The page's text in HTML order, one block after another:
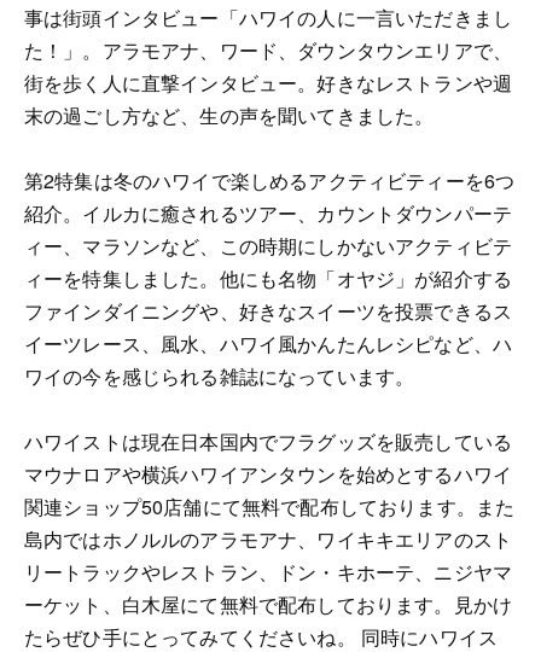
事は街頭インタビュー「ハワイの人に一言いただきまし
た！」。アラモアナ、ワード、ダウンタウンエリアで、
街を歩く人に直撃インタビュー。好きなレストランや週
末の過ごし方など、生の声を聞いてきました。
第2特集は冬のハワイで楽しめるアクティビティーを6つ
紹介。イルカに癒されるツアー、カウントダウンパーテ
ィー、マラソンなど、この時期にしかないアクティビテ
ィーを特集しました。他にも名物「オヤジ」が紹介する
ファインダイニングや、好きなスイーツを投票できるス
イーツレース、風水、ハワイ風かんたんレシピなど、ハ
ワイの今を感じられる雑誌になっています。
ハワイストは現在日本国内でフラグッズを販売している
マウナロアや横浜ハワイアンタウンを始めとするハワイ
関連ショップ50店舗にて無料で配布しております。また
島内ではホノルルのアラモアナ、ワイキキエリアのスト
リートラックやレストラン、ドン・キホーテ、ニジヤマ
ーケット、白木屋にて無料で配布しております。見かけ
たらぜひ手にとってみてくださいね。 同時にハワイス